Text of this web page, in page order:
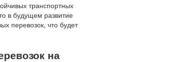
транспортных
в будущем развитие
перевозок, что будет
на